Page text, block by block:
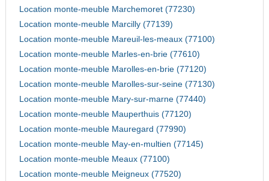
Location monte-meuble Marchemoret (77230)
Location monte-meuble Marcilly (77139)
Location monte-meuble Mareuil-les-meaux (77100)
Location monte-meuble Marles-en-brie (77610)
Location monte-meuble Marolles-en-brie (77120)
Location monte-meuble Marolles-sur-seine (77130)
Location monte-meuble Mary-sur-marne (77440)
Location monte-meuble Mauperthuis (77120)
Location monte-meuble Mauregard (77990)
Location monte-meuble May-en-multien (77145)
Location monte-meuble Meaux (77100)
Location monte-meuble Meigneux (77520)